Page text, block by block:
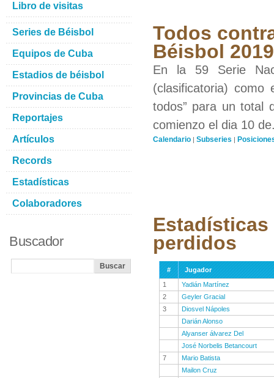
Todos
Béisbol
En la 59 Serie
(clasificatoria) como
todos” para un total
comienzo el dia 10
Calendario | Subseries |
perdidos
#
Jugador
1
Yadián Martínez
2
Geyler Gracial
3
Diosvel Nápoles
Darián Alonso
Alyanser álvarez Del
José Norbelis Betancourt
7
Mario Batista
Mailon Cruz
Libro de visitas
Series de Béisbol
Equipos de Cuba
Estadios de béisbol
Provincias de Cuba
Reportajes
Artículos
Records
Estadísticas
Colaboradores
Buscador